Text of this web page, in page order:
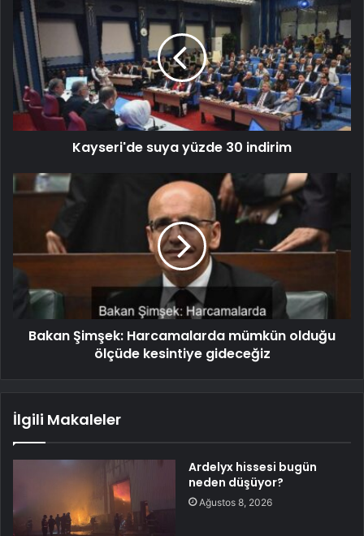
Kayseri'de suya yüzde 30 indirim
Bakan Şimşek: Harcamalarda mümkün olduğu
ölçüde kesintiye gideceğiz
İlgili Makaleler
Ardelyx hissesi bugün
neden düşüyor?
Ağustos 8, 2026